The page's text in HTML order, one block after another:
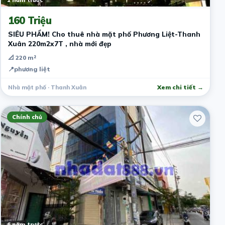
160 Triệu
SIÊU PHẨM! Cho thuê nhà mặt phố Phương Liệt-Thanh
Xuân 220m2x7T , nhà mới đẹp
📐 220 m²
📍phương liệt
Nhà mặt phố · Thanh Xuân Xem chi tiết →
Chính chủ